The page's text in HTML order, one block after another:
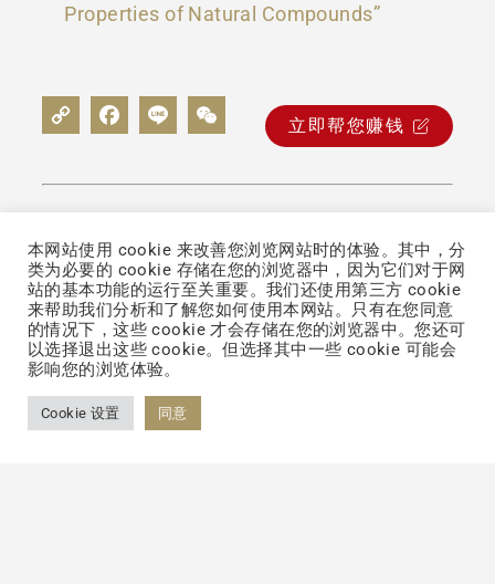
联络我们
Properties of Natural Compounds”
立即帮您赚钱
Back to List
本网站使用 cookie 来改善您浏览网站时的体验。其中，分
类为必要的 cookie 存储在您的浏览器中，因为它们对于网
站的基本功能的运行至关重要。我们还使用第三方 cookie
来帮助我们分析和了解您如何使用本网站。只有在您同意
的情况下，这些 cookie 才会存储在您的浏览器中。您还可
以选择退出这些 cookie。但选择其中一些 cookie 可能会
影响您的浏览体验。
Cookie 设置 同意